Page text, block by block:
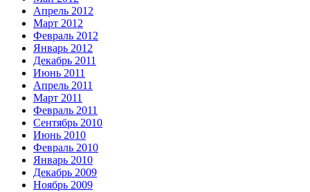
Апрель 2012
Март 2012
Февраль 2012
Январь 2012
Декабрь 2011
Июнь 2011
Апрель 2011
Март 2011
Февраль 2011
Сентябрь 2010
Июнь 2010
Февраль 2010
Январь 2010
Декабрь 2009
Ноябрь 2009